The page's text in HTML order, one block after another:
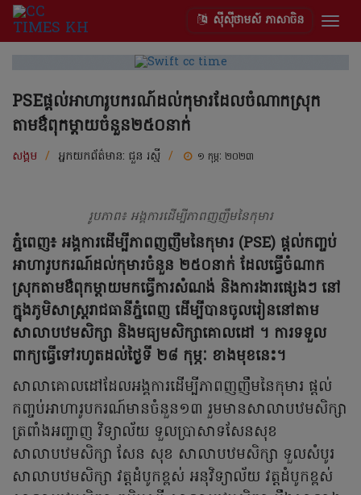
ស៊ីស៊ីថាមស៍ ភាសាចិន
PSEផ្ដល់អាហារូបករណ៍ដល់កុមារដែលចំណាកស្រុក
តាមឳពុកម្តាយចំនួន២៥០នាក់
សង្គម / អ្នកយកព័ត៌មាន: ជួន រស្មី / ១ កុម្ភៈ ២០២៣
រូបភាព៖ អង្គការដើម្បីភាពញញឹមនៃកុមារ
ភ្នំពេញ៖ អង្គការដើម្បីភាពញញឹមនៃកុមារ (PSE) ផ្តល់កញ្ចប់
អាហារូបករណ៍ដល់កុមារចំនួន ២៥០នាក់ ដែលធ្វើចំណាក
ស្រុកតាមឳពុកម្តាយមកធ្វើការសំណង់ និងការងារផ្សេងៗ នៅ
ក្នុងភូមិសាស្ដ្ររាជធានីភ្នំពេញ ដើម្បីបានចូលរៀននៅតាម
សាលាបឋមសិក្សា និងមធ្យមសិក្សាគោលដៅ ។ ការទទួល
ពាក្យធ្វើទៅរហូតដល់ថ្ងៃទី ២៨ កុម្ភៈ ខាងមុខនេះ។
សាលាគោលដៅដែលអង្គការដើម្បីភាពញញឹមនៃកុមារ ផ្ដល់
កញ្ចប់អាហារូបករណ៍មានចំនួន១៣ រួមមានសាលាបឋមសិក្សា
ត្រពាំងអញ្ចាញ វិទ្យាល័យ ទួលប្រាសាទសែនសុខ
សាលាបឋមសិក្សា សែន សុខ សាលាបឋមសិក្សា ទួលសំបូរ
សាលាបឋមសិក្សា វត្តដំបូកខ្ពស់ អនុវិទ្យាល័យ វត្តដំបូកខ្ពស់